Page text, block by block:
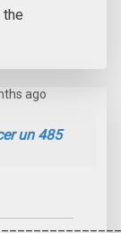
the
ago
un 485